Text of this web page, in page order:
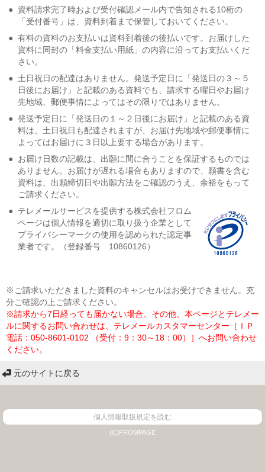
● 資料請求完了時および受付確認メール内で告知される10桁の
「受付番号」は、資料到着まで保管しておいてください。
● 有料の資料のお支払いは資料到着後の後払いです。お届けした
資料に同封の「料金支払い用紙」の内容に沿ってお支払いくだ
さい。
● 土日祝日の配達はありません。発送予定日に「発送日の３～５
日後にお届け」と記載のある資料でも、請求する曜日やお届け
先地域、郵便事情によってはその限りではありません。
● 発送予定日に「発送日の１～２日後にお届け」と記載のある資
料は、土日祝日も配達されますが、お届け先地域や郵便事情に
よってはお届けに３日以上要する場合があります。
● お届け日数の記載は、出願に間に合うことを保証するものでは
ありません。お届けが遅れる場合もありますので、願書を含む
資料は、出願締切日や出願方法をご確認のうえ、余裕をもって
ご請求ください。
● テレメールサービスを提供する株式会社フロム
ページは個人情報を適切に取り扱う企業として
プライバシーマークの使用を認められた認定事
業者です。（登録番号 10860126）
※ご請求いただきました資料のキャンセルはお受けできません。充
分ご確認の上ご請求ください。
※請求から7日経っても届かない場合、その他、本ページとテレメー
ルに関するお問い合わせは、テレメールカスタマーセンター［ＩＰ
電話：050-8601-0102 （受付：9：30～18：00）］へお問い合わせ
ください。
元のサイトに戻る
個人情報取扱規定を読む
(C)FROMPAGE